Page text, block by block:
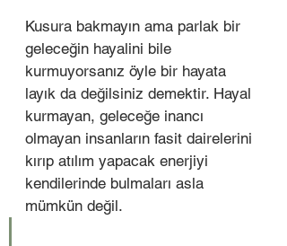
Kusura bakmayın ama parlak bir
geleceğin hayalini bile
kurmuyorsanız öyle bir hayata
layık da değilsiniz demektir. Hayal
kurmayan, geleceğe inancı
olmayan insanların fasit dairelerini
kırıp atılım yapacak enerjiyi
kendilerinde bulmaları asla
mümkün değil.